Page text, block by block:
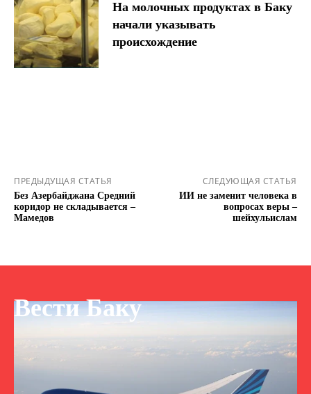
На молочных продуктах в Баку
начали указывать
происхождение
ПРЕДЫДУЩАЯ СТАТЬЯ
Без Азербайджана Средний
коридор не складывается –
Мамедов
СЛЕДУЮЩАЯ СТАТЬЯ
ИИ не заменит человека в
вопросах веры –
шейхульислам
Вести Баку